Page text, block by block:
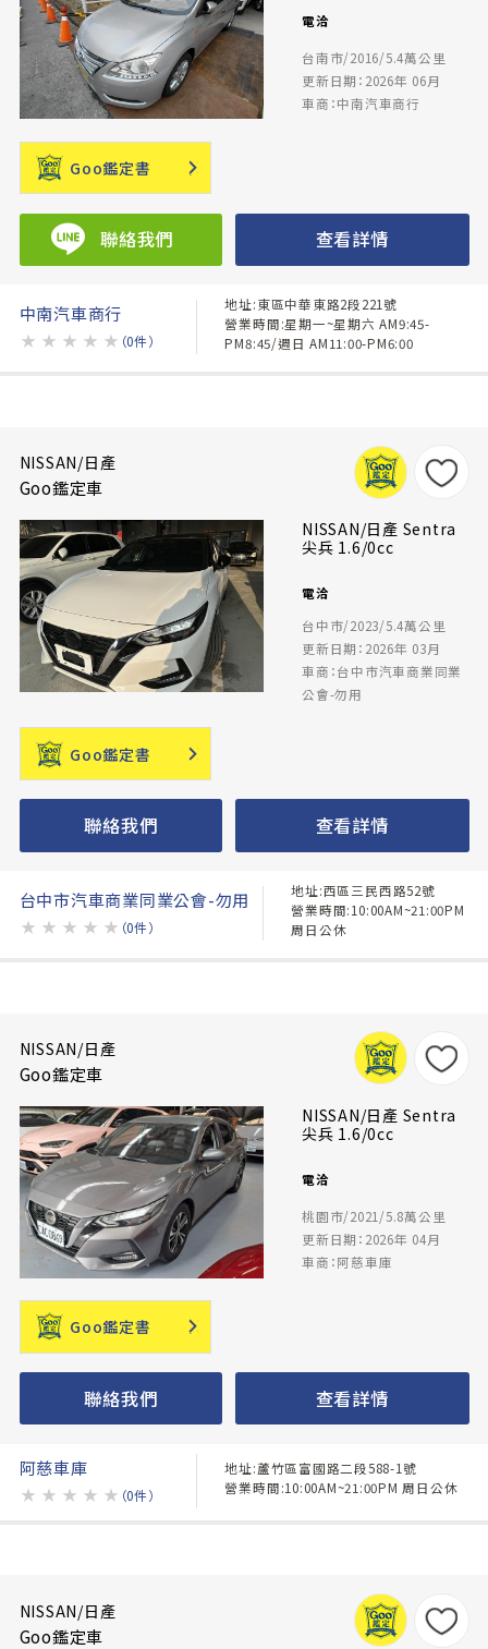
電洽
台南市/2016/5.4萬公里
更新日期：2026年 06月
車商：中南汽車商行
Goo鑑定書
聯絡我們 查看詳情
中南汽車商行
★ ★ ★ ★ ★ （0件）
地址:東區中華東路2段221號
營業時間:星期一~星期六 AM9:45-
PM8:45/週日 AM11:00-PM6:00
NISSAN/日產
Goo鑑定車
NISSAN/日產 Sentra
尖兵 1.6/0cc
電洽
台中市/2023/5.4萬公里
更新日期：2026年 03月
車商：台中市汽車商業同業
公會-勿用
Goo鑑定書
聯絡我們 查看詳情
台中市汽車商業同業公會-勿用
★ ★ ★ ★ ★ （0件）
地址:西區三民西路52號
營業時間:10:00AM~21:00PM
周日公休
NISSAN/日產
Goo鑑定車
NISSAN/日產 Sentra
尖兵 1.6/0cc
電洽
桃園市/2021/5.8萬公里
更新日期：2026年 04月
車商：阿慈車庫
Goo鑑定書
聯絡我們 查看詳情
阿慈車庫
★ ★ ★ ★ ★ （0件）
地址:蘆竹區富國路二段588-1號
營業時間:10:00AM~21:00PM 周日公休
NISSAN/日產
Goo鑑定車